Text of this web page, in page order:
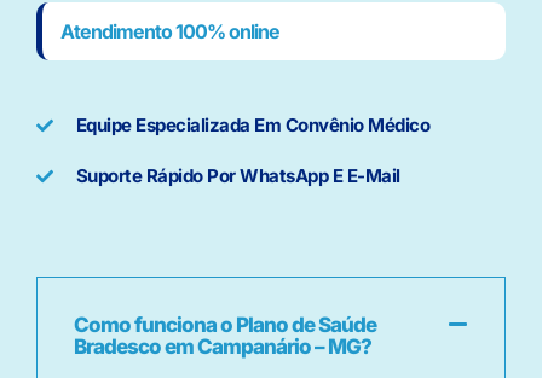
Atendimento 100% online
Equipe Especializada Em Convênio Médico
Suporte Rápido Por WhatsApp E E-Mail
Como funciona o Plano de Saúde
Bradesco em Campanário – MG?